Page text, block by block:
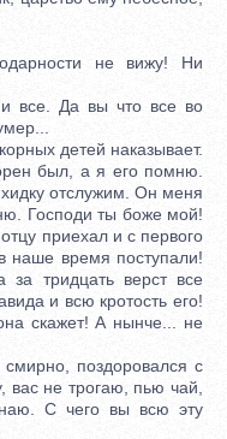
не вижу! Ни
Да вы что все во
детей наказывает.
был, а я его помню.
отслужим. Он меня
Господи ты боже мой!
приехал и с первого
время поступали!
тридцать верст все
и всю кротость его!
скажет! А нынче... не
поздоровался с
вас не трогаю, пью чай,
С чего вы всю эту